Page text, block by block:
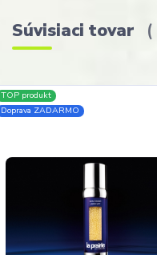
Súvisiaci tovar
TOP produkt
Doprava ZADARMO